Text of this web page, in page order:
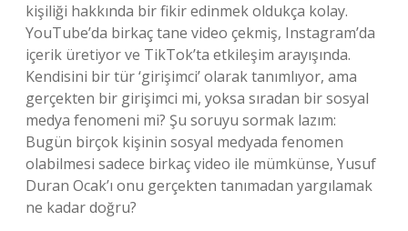
kişiliği hakkında bir fikir edinmek oldukça kolay.
YouTube’da birkaç tane video çekmiş, Instagram’da
içerik üretiyor ve TikTok’ta etkileşim arayışında.
Kendisini bir tür ‘girişimci’ olarak tanımlıyor, ama
gerçekten bir girişimci mi, yoksa sıradan bir sosyal
medya fenomeni mi? Şu soruyu sormak lazım:
Bugün birçok kişinin sosyal medyada fenomen
olabilmesi sadece birkaç video ile mümkünse, Yusuf
Duran Ocak’ı onu gerçekten tanımadan yargılamak
ne kadar doğru?